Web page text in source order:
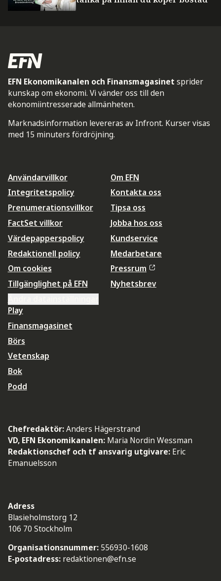
EFN Ekonomikanalen och Finansmagasinet sprider
kunskap om ekonomi. Vi vänder oss till den
ekonomiintresserade allmänheten.
Marknadsinformation levereras av Infront. Kurser visas
med 15 minuters fördröjning.
Användarvillkor
Integritetspolicy
Prenumerationsvillkor
FactSet villkor
Värdepapperspolicy
Redaktionell policy
Om cookies
Tillgänglighet på EFN
Om EFN
Kontakta oss
Tipsa oss
Jobba hos oss
Kundservice
Medarbetare
Pressrum
Nyhetsbrev
Play
Finansmagasinet
Börs
Vetenskap
Bok
Podd
Chefredaktör:Anders Hägerstrand
VD, EFN Ekonomikanalen: Maria Nordin Wessman
Redaktionschef och tf ansvarig utgivare: Eric
Emanuelsson
Adress
Blasieholmstorg 12
106 70 Stockholm
Organisationsnummer: 556930-1608
E-postadress: redaktionen@efn.se